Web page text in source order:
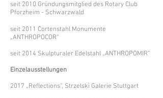
seit 2010 Gründungsmitglied des Rotary Club
Pforzheim - Schwarzwald
seit 2011 Cortenstahl Monumente
„ANTHROPOCOR“
seit 2014 Skulpturaler Edelstahl „ANTHROPOMIR“
Einzelausstellungen
2017 „Reflections“, Strzelski Galerie Stuttgart